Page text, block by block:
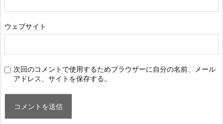
ウェブサイト
次回のコメントで使用するためブラウザーに自分の名前、メール
アドレス、サイトを保存する。